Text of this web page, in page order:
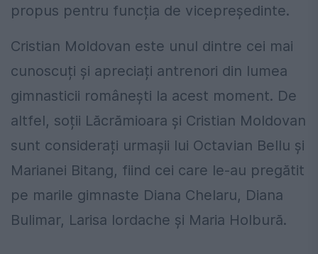
propus pentru funcția de vicepreședinte.
Cristian Moldovan este unul dintre cei mai
cunoscuți și apreciați antrenori din lumea
gimnasticii românești la acest moment. De
altfel, soții Lăcrămioara și Cristian Moldovan
sunt considerați urmaşii lui Octavian Bellu şi
Marianei Bitang, fiind cei care le-au pregătit
pe marile gimnaste Diana Chelaru, Diana
Bulimar, Larisa Iordache şi Maria Holbură.